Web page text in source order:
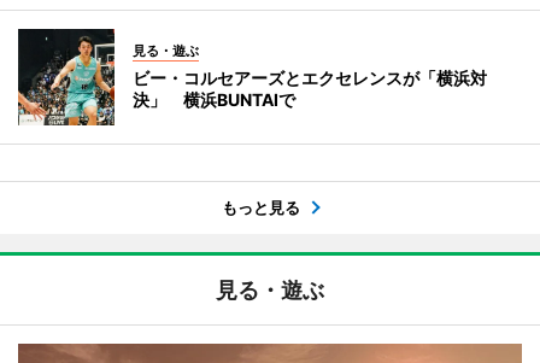
見る・遊ぶ
ビー・コルセアーズとエクセレンスが「横浜対
決」 横浜BUNTAIで
もっと見る
見る・遊ぶ